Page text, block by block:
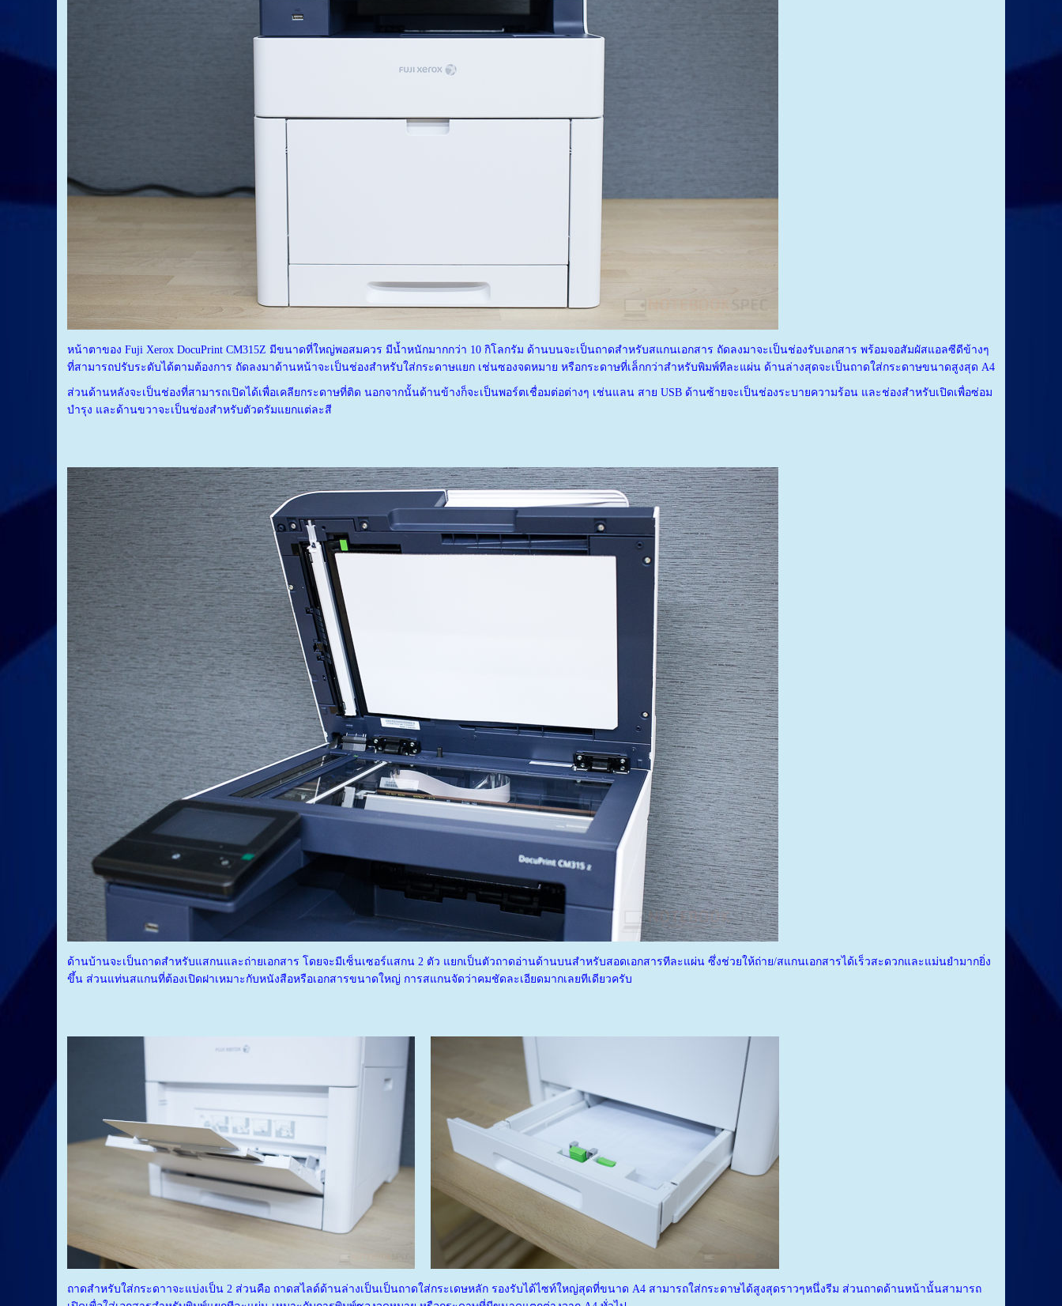
หน้าตาของ Fuji Xerox DocuPrint CM315Z มีขนาดที่ใหญ่พอสมควร มีน้ำหนักมากกว่า 10 กิโลกรัม ด้านบนจะเป็นถาดสำหรับสแกนเอกสาร ถัดลงมาจะเป็นช่องรับเอกสาร พร้อมจอสัมผัสแอลซีดีข้างๆ
ที่สามารถปรับระดับได้ตามต้องการ ถัดลงมาด้านหน้าจะเป็นช่องสำหรับใส่กระดาษแยก เช่นซองจดหมาย หรือกระดาษที่เล็กกว่าสำหรับพิมพ์ทีละแผ่น ด้านล่างสุดจะเป็นถาดใส่กระดาษขนาดสูงสุด A4
ส่วนด้านหลังจะเป็นช่องที่สามารถเปิดได้เพื่อเคลียกระดาษที่ติด นอกจากนั้นด้านข้างก็จะเป็นพอร์ตเชื่อมต่อต่างๆ เช่นแลน สาย USB ด้านซ้ายจะเป็นช่องระบายความร้อน และช่องสำหรับเปิดเพื่อซ่อม
บำรุง และด้านขวาจะเป็นช่องสำหรับตัวดรัมแยกแต่ละสี
ด้านบ้านจะเป็นถาดสำหรับแสกนและถ่ายเอกสาร โดยจะมีเซ็นเซอร์แสกน 2 ตัว แยกเป็นตัวถาดอ่านด้านบนสำหรับสอดเอกสารทีละแผ่น ซึ่งช่วยให้ถ่าย/สแกนเอกสารได้เร็วสะดวกและแม่นยำมากยิ่ง
ขึ้น ส่วนแท่นสแกนที่ต้องเปิดฝาเหมาะกับหนังสือหรือเอกสารขนาดใหญ่ การสแกนจัดว่าคมชัดละเอียดมากเลยทีเดียวครับ
ถาดสำหรับใส่กระดาาจะแบ่งเป็น 2 ส่วนคือ ถาดสไลด์ด้านล่างเป็นเป็นถาดใส่กระเดษหลัก รองรับได้ไซท์ใหญ่สุดที่ขนาด A4 สามารถใส่กระดาษได้สูงสุดราวๆหนึ่งรีม ส่วนถาดด้านหน้านั้นสามารถ